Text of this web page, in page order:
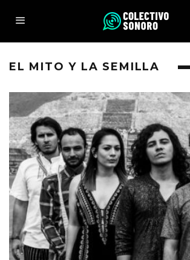
EL MITO Y LA SEMILLA